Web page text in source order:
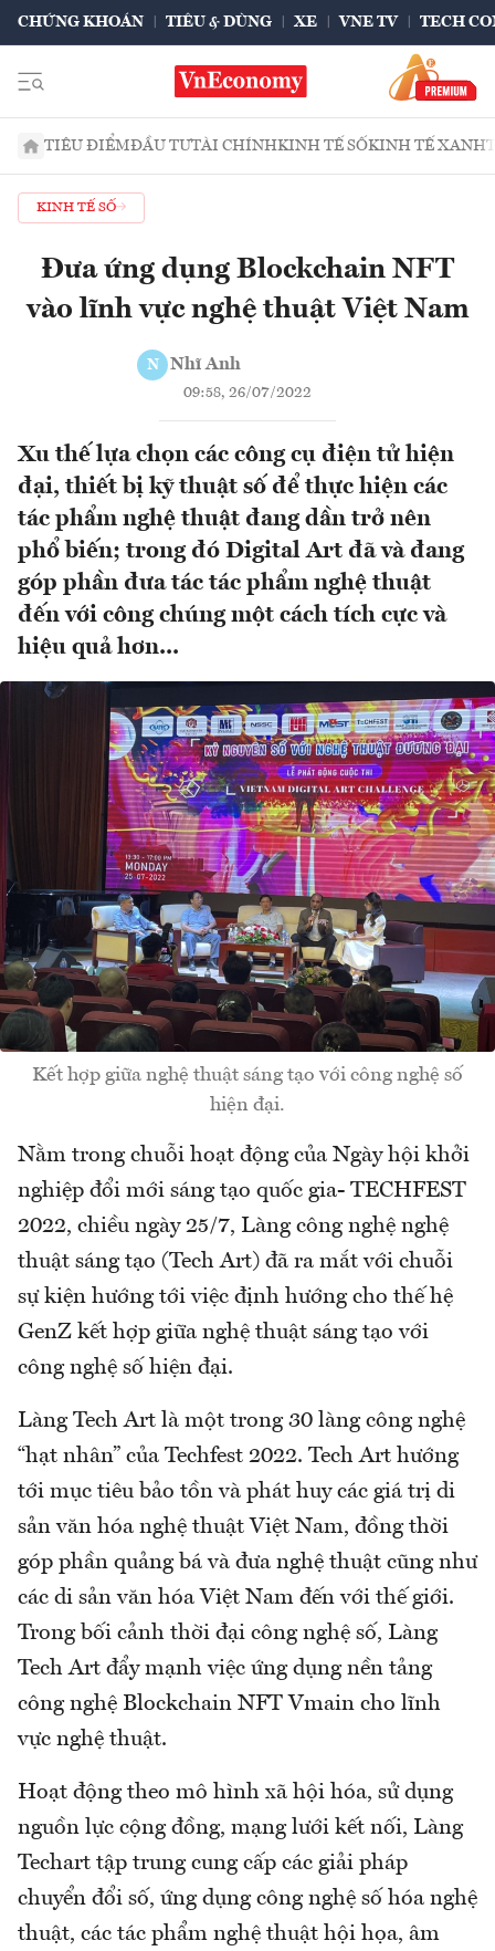
CHỨNG KHOÁN TIÊU & DÙNG XE VNE TV TECH
TIÊU ĐIỂMĐẦU TƯTÀI CHÍNHKINH TẾ SỐKINH TẾ XANH
KINH TẾ SỐ
Đưa ứng dụng Blockchain NFT
vào lĩnh vực nghệ thuật Việt Nam
N Nhĩ Anh
09:58, 26/07/2022
Xu thế lựa chọn các công cụ điện tử hiện
đại, thiết bị kỹ thuật số để thực hiện các
tác phẩm nghệ thuật đang dần trở nên
phổ biến; trong đó Digital Art đã và đang
góp phần đưa tác tác phẩm nghệ thuật
đến với công chúng một cách tích cực và
hiệu quả hơn...
Kết hợp giữa nghệ thuật sáng tạo với công nghệ số
hiện đại.
Nằm trong chuỗi hoạt động của Ngày hội khởi
nghiệp đổi mới sáng tạo quốc gia- TECHFEST
2022, chiều ngày 25/7, Làng công nghệ nghệ
thuật sáng tạo (Tech Art) đã ra mắt với chuỗi
sự kiện hướng tới việc định hướng cho thế hệ
GenZ kết hợp giữa nghệ thuật sáng tạo với
công nghệ số hiện đại.
Làng Tech Art là một trong 30 làng công nghệ
“hạt nhân” của Techfest 2022. Tech Art hướng
tới mục tiêu bảo tồn và phát huy các giá trị di
sản văn hóa nghệ thuật Việt Nam, đồng thời
góp phần quảng bá và đưa nghệ thuật cũng như
các di sản văn hóa Việt Nam đến với thế giới.
Trong bối cảnh thời đại công nghệ số, Làng
Tech Art đẩy mạnh việc ứng dụng nền tảng
công nghệ Blockchain NFT Vmain cho lĩnh
vực nghệ thuật.
Hoạt động theo mô hình xã hội hóa, sử dụng
nguồn lực cộng đồng, mạng lưới kết nối, Làng
Techart tập trung cung cấp các giải pháp
chuyển đổi số, ứng dụng công nghệ số hóa nghệ
thuật, các tác phẩm nghệ thuật hội họa, âm